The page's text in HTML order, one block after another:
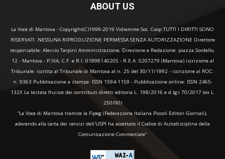
ABOUT US
La Voce di Mantova - Copyright(C)1999-2019 Vidiemme Soc. Coop TUTTI I DIRITTI SONO
RISERVATI. NESSUNA RIPRODUZIONE PERMESSA SENZA AUTORIZZAZIONE Direttore
responsabile: Alessio Tarpini Amministrazione, Direzione e Redazione: piazza Sordello,
12 - Mantova - P.IVA, C.F. e R.I. 01898140205 - R.E.A. 0207279 (Mantova) iscrizione al
Tribunale: iscritta al Tribunale di Mantova al n. 25 del 30/11/1992 - iscrizione al ROC:
n. 9363 Pubblicazione a stampa: ISSN 1594-1159 - Pubblicazione online: ISSN 2465-
132X La testata fruisce dei contributi diretti editoria L. 198/2016 e d.lgs 70/2017 (ex L.
250/90)
“La Voce di Mantova tramite la Fipeg (Federazione Italiana Piccoli Editori Giornali),
aderendo alla carta dei servizi dell'USPI ha accettato il Codice di Autodisciplina della
Comunicazione Commerciale"